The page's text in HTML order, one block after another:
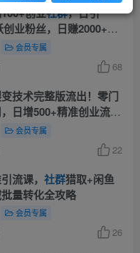
创业社群，日引
业粉丝，日赚2000+，
会员专属
68
技术完整版流出！零门
日增500+精准创业流量
会员专属
22
流课， 社群猎取+闲鱼
量转化全攻略
会员专属
26